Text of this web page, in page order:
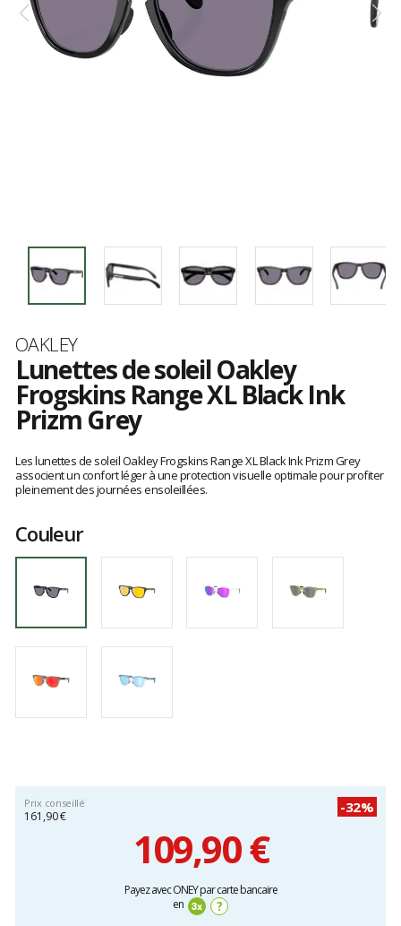
Marque
OAKLEY
Lunettes de soleil Oakley
Frogskins Range XL Black Ink
Prizm Grey
avis
clients
Les lunettes de soleil Oakley Frogskins Range XL Black Ink Prizm Grey
associent un confort léger à une protection visuelle optimale pour profiter
pleinement des journées ensoleillées.
Couleur
Prix conseillé
161,90 €
-32%
109,90 €
Payez avec ONEY par carte bancaire
en
?